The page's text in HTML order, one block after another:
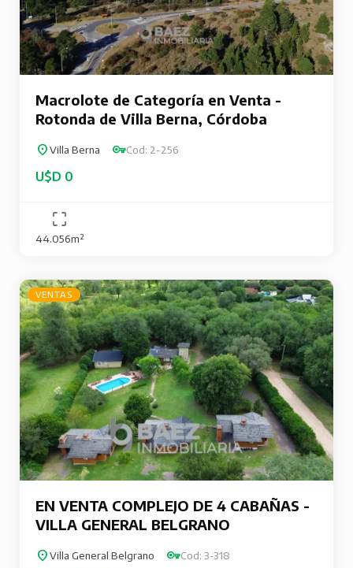
Macrolote de Categoría en Venta -
Rotonda de Villa Berna, Córdoba
Villa Berna Cod: 2-256
U$D 0
44.056m²
VENTAS
EN VENTA COMPLEJO DE 4 CABAÑAS -
VILLA GENERAL BELGRANO
Villa General Belgrano Cod: 3-318